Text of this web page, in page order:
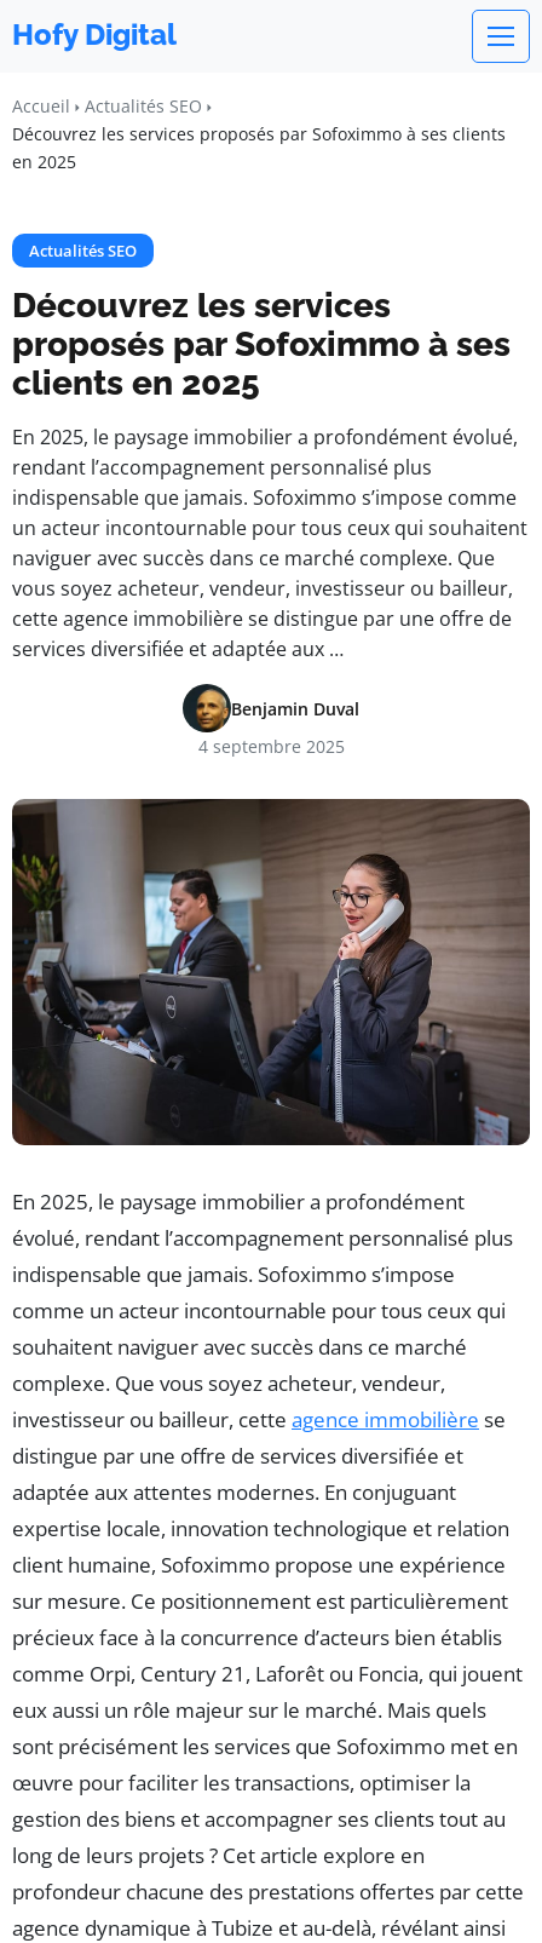
Hofy Digital
Accueil
Actualités SEO
Découvrez les services proposés par Sofoximmo à ses clients
en 2025
Actualités SEO
Découvrez les services
proposés par Sofoximmo à ses
clients en 2025
En 2025, le paysage immobilier a profondément évolué,
rendant l’accompagnement personnalisé plus
indispensable que jamais. Sofoximmo s’impose comme
un acteur incontournable pour tous ceux qui souhaitent
naviguer avec succès dans ce marché complexe. Que
vous soyez acheteur, vendeur, investisseur ou bailleur,
cette agence immobilière se distingue par une offre de
services diversifiée et adaptée aux …
Benjamin Duval
4 septembre 2025
En 2025, le paysage immobilier a profondément
évolué, rendant l’accompagnement personnalisé plus
indispensable que jamais. Sofoximmo s’impose
comme un acteur incontournable pour tous ceux qui
souhaitent naviguer avec succès dans ce marché
complexe. Que vous soyez acheteur, vendeur,
investisseur ou bailleur, cette agence immobilière se
distingue par une offre de services diversifiée et
adaptée aux attentes modernes. En conjuguant
expertise locale, innovation technologique et relation
client humaine, Sofoximmo propose une expérience
sur mesure. Ce positionnement est particulièrement
précieux face à la concurrence d’acteurs bien établis
comme Orpi, Century 21, Laforêt ou Foncia, qui jouent
eux aussi un rôle majeur sur le marché. Mais quels
sont précisément les services que Sofoximmo met en
œuvre pour faciliter les transactions, optimiser la
gestion des biens et accompagner ses clients tout au
long de leurs projets ? Cet article explore en
profondeur chacune des prestations offertes par cette
agence dynamique à Tubize et au-delà, révélant ainsi